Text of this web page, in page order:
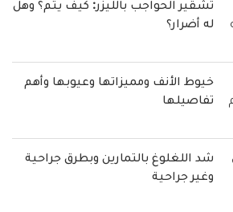
تشقير الحواجب بالليزر: كيف يتم؟ وهل
له أضرار؟
خيوط الأنف ومميزاتها وعيوبها وأهم
تفاصيلها
شد اللغلوغ بالتمارين وبطرق جراحية
وغير جراحية